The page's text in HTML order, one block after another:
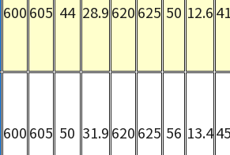
600605 44 28.9620625 50 12.6
600605 50 31.9620625 56 13.4